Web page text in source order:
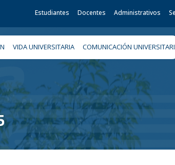
Estudiantes Docentes Administrativos
VIDA UNIVERSITARIA COMUNICACIÓN